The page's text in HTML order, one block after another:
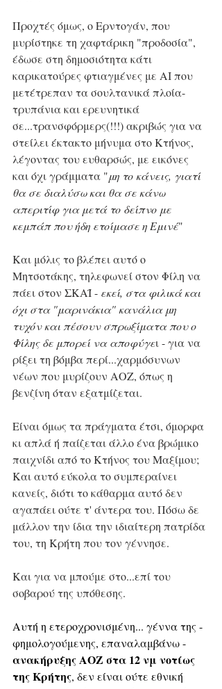
Προχτές όμως, ο Ερντογάν, που
μυρίστηκε τη χαφτάρικη "προδοσία",
έδωσε στη δημοσιότητα κάτι
καρικατούρες φτιαγμένες με ΑΙ που
μετέτρεπαν τα σουλτανικά πλοία-
τρυπάνια και ερευνητικά
σε...τρανσφόρμερς(!!!) ακριβώς για να
στείλει έκτακτο μήνυμα στο Κτήνος,
λέγοντας του ευθαρσώς, με εικόνες
και όχι γράμματα "μη το κάνεις, γιατί
θα σε διαλύσω και θα σε κάνω
απεριτίφ για μετά το δείπνο με
κεμπάπ που ήδη ετοίμασε η Εμινέ"
Και μόλις το βλέπει αυτό ο
Μητσοτάκης, τηλεφωνεί στον Φίλη να
πάει στον ΣΚΑΪ - εκεί, στα φιλικά και
όχι στα "μαρινάκια" κανάλια μη
τυχόν και πέσουν σπρωξίματα που ο
Φίλης δε μπορεί να αποφύγει - για να
ρίξει τη βόμβα περί...χαρμόσυνων
νέων που μυρίζουν ΑΟΖ, όπως η
βενζίνη όταν εξατμίζεται.
Είναι όμως τα πράγματα έτσι, όμορφα
κι απλά ή παίζεται άλλο ένα βρώμικο
παιχνίδι από το Κτήνος του Μαξίμου;
Και αυτό εύκολα το συμπεραίνει
κανείς, διότι το κάθαρμα αυτό δεν
αγαπάει ούτε τ' άντερα του. Πόσω δε
μάλλον την ίδια την ιδιαίτερη πατρίδα
του, τη Κρήτη που τον γέννησε.
Και για να μπούμε στο...επί του
σοβαρού της υπόθεσης.
Αυτή η ετεροχρονισμένη... γέννα της -
φημολογούμενης, επαναλαμβάνω -
ανακήρυξης ΑΟΖ στα 12 νμ νοτίως
της Κρήτης, δεν είναι ούτε εθνική